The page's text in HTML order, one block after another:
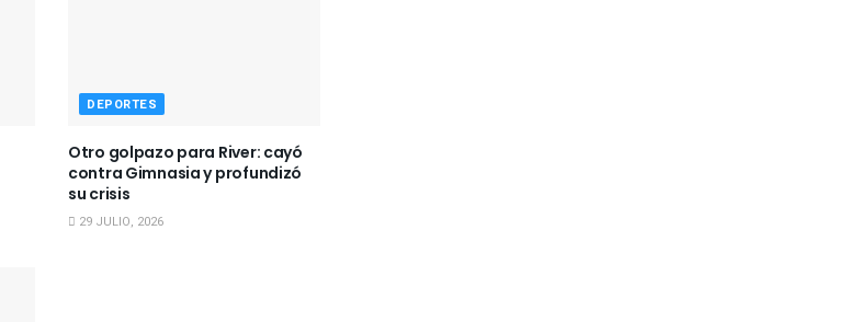
DEPORTES
Otro golpazo para River: cayó
contra Gimnasia y profundizó
su crisis
29 JULIO, 2026